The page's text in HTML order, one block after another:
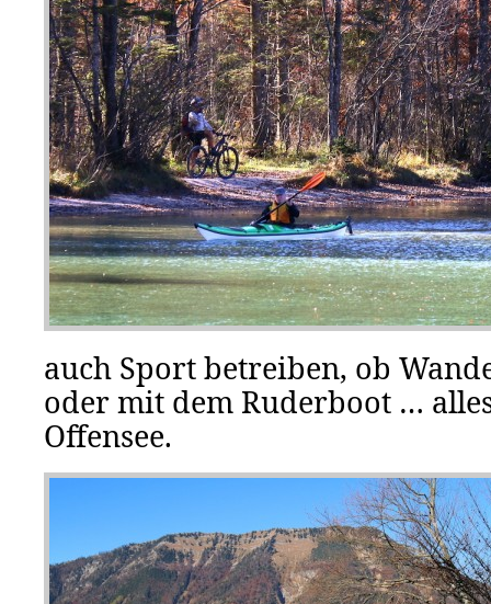
auch Sport betreiben, ob
oder mit dem Ruderboot …
Offensee.